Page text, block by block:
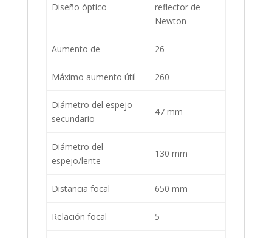
Diseño óptico
reflector de
Newton
Aumento de 26
Máximo aumento útil 260
Diámetro del espejo
secundario
47 mm
Diámetro del
espejo/lente
130 mm
Distancia focal 650 mm
Relación focal 5